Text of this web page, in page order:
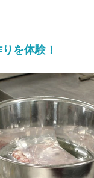
を体験！